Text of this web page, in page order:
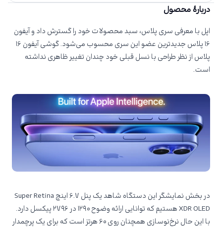
دربارهٔ محصول
اپل با معرفی سری پلاس، سبد محصولات خود را گسترش داد و آیفون
۱۶ پلاس جدیدترین عضو این سری محسوب می‌شود. گوشی آیفون ۱۶
پلاس از نظر طراحی با نسل قبلی خود چندان تغییر ظاهری نداشته
است.
در بخش نمایشگر این دستگاه شاهد یک پنل ۶.۷ اینچ Super Retina
XDR OLED هستیم که توانایی ارائه وضوح ۱۲۹۰ در ۲۷۹۶ پیکسل دارد.
با این حال نرخ‌نوسازی همچنان روی ۶۰ هرتز است که برای یک پرچمدار